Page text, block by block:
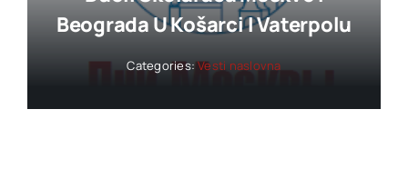
Beograda U Košarci I Vaterpolu
Categories:Vesti naslovna